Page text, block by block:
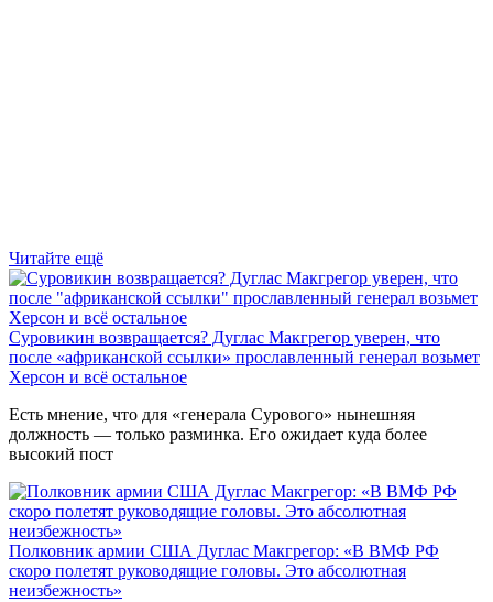
Читайте ещё
Суровикин возвращается? Дуглас Макгрегор уверен, что
после «африканской ссылки» прославленный генерал возьмет
Херсон и всё остальное
Есть мнение, что для «генерала Сурового» нынешняя
должность — только разминка. Его ожидает куда более
высокий пост
Полковник армии США Дуглас Макгрегор: «В ВМФ РФ
скоро полетят руководящие головы. Это абсолютная
неизбежность»